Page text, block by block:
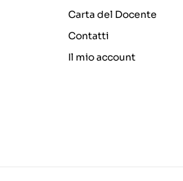
Carta del Docente
Contatti
Il mio account